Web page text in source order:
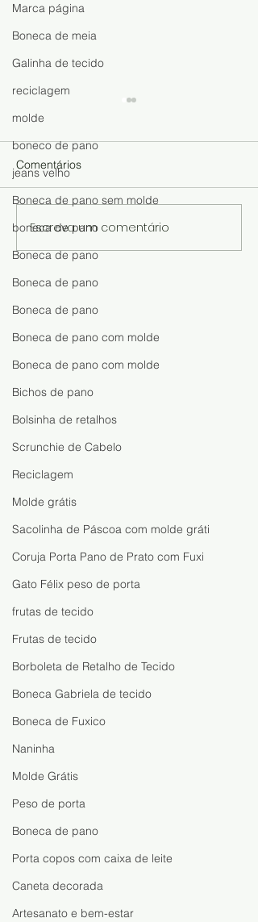
Marca página
Boneca de meia
Galinha de tecido
reciclagem
molde
boneco de pano
jeans velho
Boneca de pano sem molde
boneca de pano
Boneca de pano
Boneca de pano
Boneca de pano
Boneca de pano com molde
Boneca de pano com molde
Bichos de pano
Bolsinha de retalhos
Scrunchie de Cabelo
Reciclagem
Molde grátis
Sacolinha de Páscoa com molde gráti
Coruja Porta Pano de Prato com Fuxi
Gato Félix peso de porta
frutas de tecido
Frutas de tecido
Borboleta de Retalho de Tecido
Boneca Gabriela de tecido
Boneca de Fuxico
Naninha
Molde Grátis
Peso de porta
Boneca de pano
Porta copos com caixa de leite
Caneta decorada
Artesanato e bem-estar
Caneta decorada de flor
Comentários
Escreva um comentário